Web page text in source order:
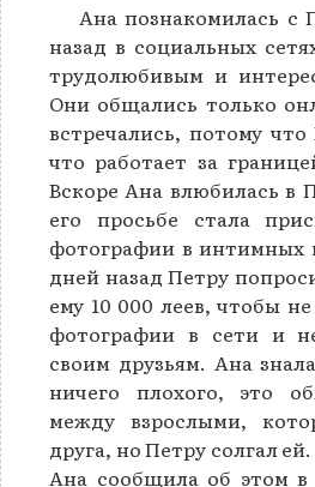
Ана познакомилась с
назад в социальных
трудолюбивым и
Они общались только
встречались, потому
что работает за
Вскоре Ана влюбилась в
его просьбе стала
фотографии в интимных
дней назад Петру
ему 10 000 леев, чтобы
фотографии в сети и
своим друзьям. Ана
ничего плохого, это
между взрослыми,
друга, но Петру солгал
Ана сообщила об этом